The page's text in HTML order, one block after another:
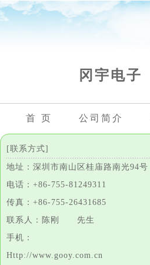
冈宇电子
首 页 公司简介
[联系方式]
地址：深圳市南山区桂庙路南光94号
电话：+86-755-81249311
传真：+86-755-26431685
联系人：陈刚 先生
手机：
Http://www.gooy.com.cn